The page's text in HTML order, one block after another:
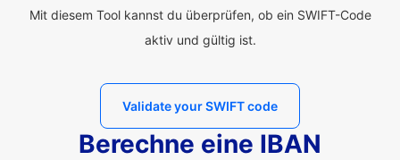
Mit diesem Tool kannst du überprüfen, ob ein SWIFT-Code
aktiv und gültig ist.
Validate your SWIFT code
Berechne eine IBAN